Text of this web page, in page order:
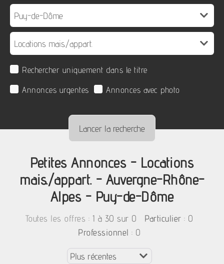
Rechercher uniquement dans le titre
Annonces urgentes
Annonces avec photo
Petites Annonces - Locations
mais./appart. - Auvergne-Rhône-
Alpes - Puy-de-Dôme
Toutes les offres : 1 à 30 sur 0 Particulier : 0
Professionnel : 0